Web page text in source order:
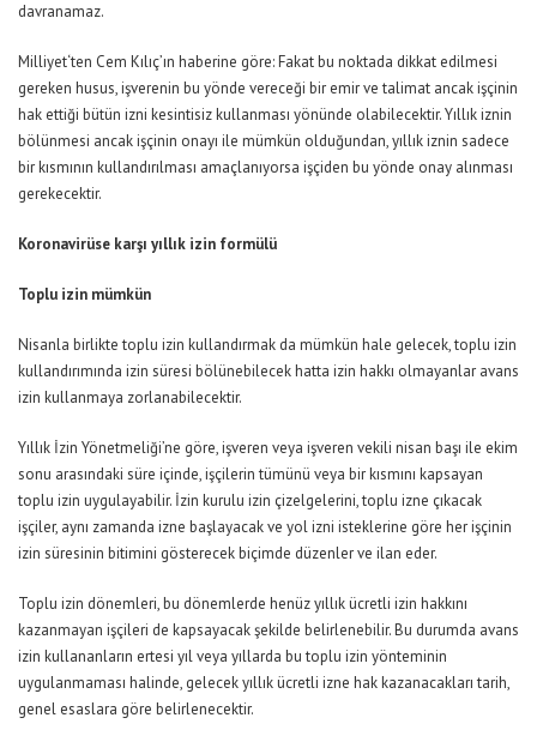
davranamaz.
Milliyet‘ten Cem Kılıç’ın haberine göre: Fakat bu noktada dikkat edilmesi
gereken husus, işverenin bu yönde vereceği bir emir ve talimat ancak işçinin
hak ettiği bütün izni kesintisiz kullanması yönünde olabilecektir. Yıllık iznin
bölünmesi ancak işçinin onayı ile mümkün olduğundan, yıllık iznin sadece
bir kısmının kullandırılması amaçlanıyorsa işçiden bu yönde onay alınması
gerekecektir.
Koronavirüse karşı yıllık izin formülü
Toplu izin mümkün
Nisanla birlikte toplu izin kullandırmak da mümkün hale gelecek, toplu izin
kullandırımında izin süresi bölünebilecek hatta izin hakkı olmayanlar avans
izin kullanmaya zorlanabilecektir.
Yıllık İzin Yönetmeliği’ne göre, işveren veya işveren vekili nisan başı ile ekim
sonu arasındaki süre içinde, işçilerin tümünü veya bir kısmını kapsayan
toplu izin uygulayabilir. İzin kurulu izin çizelgelerini, toplu izne çıkacak
işçiler, aynı zamanda izne başlayacak ve yol izni isteklerine göre her işçinin
izin süresinin bitimini gösterecek biçimde düzenler ve ilan eder.
Toplu izin dönemleri, bu dönemlerde henüz yıllık ücretli izin hakkını
kazanmayan işçileri de kapsayacak şekilde belirlenebilir. Bu durumda avans
izin kullananların ertesi yıl veya yıllarda bu toplu izin yönteminin
uygulanmaması halinde, gelecek yıllık ücretli izne hak kazanacakları tarih,
genel esaslara göre belirlenecektir.